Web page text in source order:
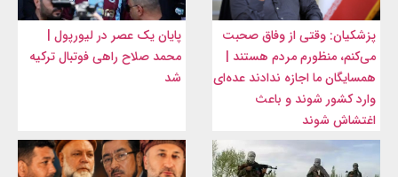
پزشکیان: وقتی از وفاق صحبت
می‌کنم، منظورم مردم هستند |
همسایگان ما اجازه ندادند عده‌ای
وارد کشور شوند و باعث
اغتشاش شوند
پایان یک عصر در لیورپول |
محمد صلاح راهی فوتبال ترکیه
شد